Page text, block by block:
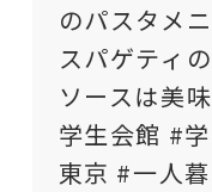
のパスタメ
スパゲティ
ソースは美
学生会館 #
東京 #一人